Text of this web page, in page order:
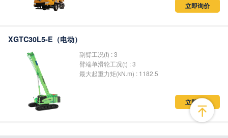
立即询价
XGTC30L5-E（电动）
副臂工况(t) : 3
臂端单滑轮工况(t) : 3
最大起重力矩(kN.m) : 1182.5
立即询价